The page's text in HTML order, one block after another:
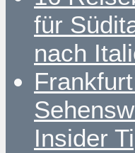
für
nach
Insider